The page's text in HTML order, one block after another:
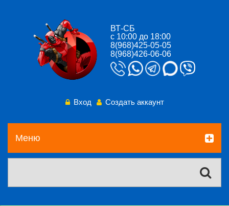
ВТ-СБ
с 10:00 до 18:00
8(968)425-05-05
8(968)426-06-06
Вход Создать аккаунт
Меню